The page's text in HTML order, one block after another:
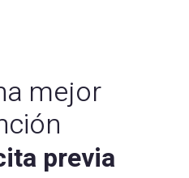
mejor
previa